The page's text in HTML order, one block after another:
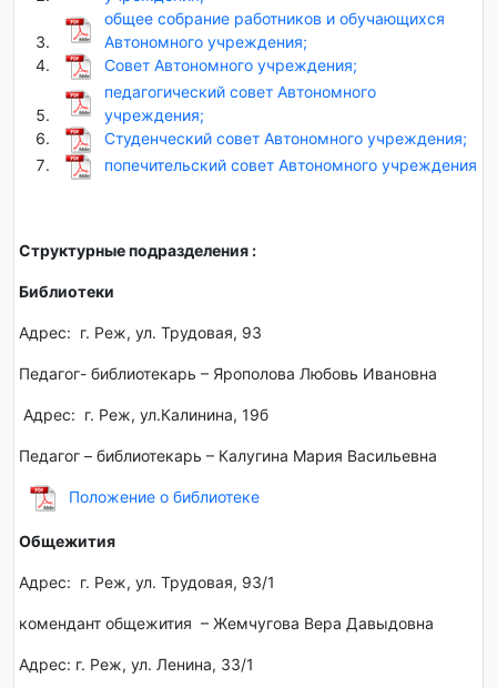
общее собрание работников и обучающихся
Автономного учреждения;
Совет Автономного учреждения;
педагогический совет Автономного
учреждения;
Студенческий совет Автономного учреждения;
попечительский совет Автономного учреждения
Структурные подразделения :
Библиотеки
Адрес: г. Реж, ул. Трудовая, 93
Педагог- библиотекарь – Ярополова Любовь Ивановна
Адрес: г. Реж, ул.Калинина, 19б
Педагог – библиотекарь – Калугина Мария Васильевна
Положение о библиотеке
Общежития
Адрес: г. Реж, ул. Трудовая, 93/1
комендант общежития – Жемчугова Вера Давыдовна
Адрес: г. Реж, ул. Ленина, 33/1